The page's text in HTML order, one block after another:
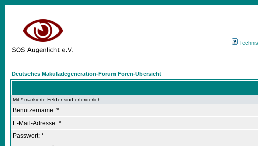
Deutsches Makuladegeneration-Forum Foren-Übersicht
Mit * markierte Felder sind erforderlich
Benutzername: *
E-Mail-Adresse: *
Passwort: *